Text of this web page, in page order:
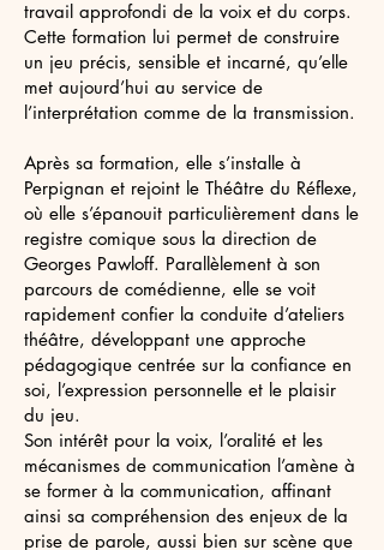
travail approfondi de la voix et du corps.
Cette formation lui permet de construire
un jeu précis, sensible et incarné, qu’elle
met aujourd’hui au service de
l’interprétation comme de la transmission.
Après sa formation, elle s’installe à
Perpignan et rejoint le Théâtre du Réflexe,
où elle s’épanouit particulièrement dans le
registre comique sous la direction de
Georges Pawloff. Parallèlement à son
parcours de comédienne, elle se voit
rapidement confier la conduite d’ateliers
théâtre, développant une approche
pédagogique centrée sur la confiance en
soi, l’expression personnelle et le plaisir
du jeu.
Son intérêt pour la voix, l’oralité et les
mécanismes de communication l’amène à
se former à la communication, affinant
ainsi sa compréhension des enjeux de la
prise de parole, aussi bien sur scène que